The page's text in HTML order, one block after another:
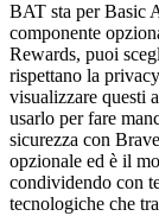
BAT sta per Basic
componente
Rewards, puoi
rispettano la
visualizzare questi
usarlo per fare
sicurezza con
opzionale ed è il
condividendo con
tecnologiche che